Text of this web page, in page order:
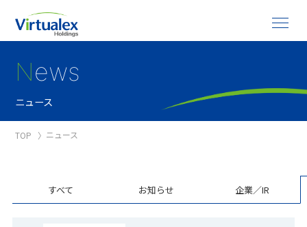
News
ニュース
TOP ニュース
すべて お知らせ 企業／IR